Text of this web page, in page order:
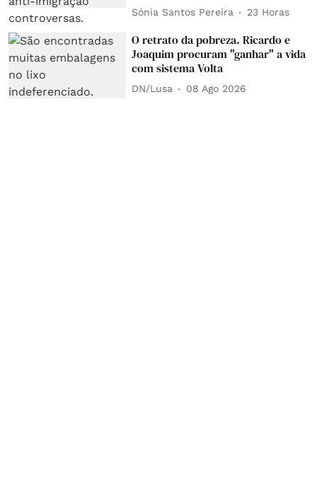
Sónia Santos Pereira 23 Horas
O retrato da pobreza. Ricardo e
Joaquim procuram "ganhar" a vida
com sistema Volta
DN/Lusa 08 Ago 2026